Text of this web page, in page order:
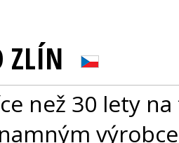
ZLÍN
než 30 lety